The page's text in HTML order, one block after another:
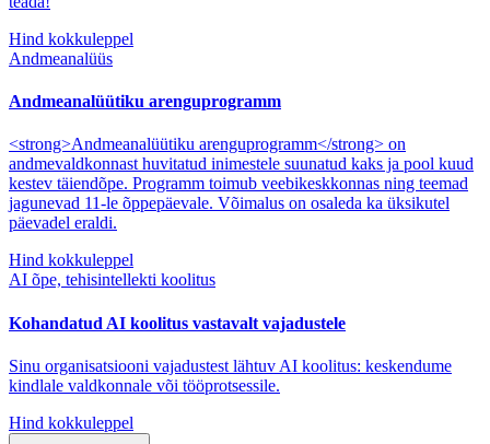
Hind kokkuleppel
Andmeanalüüs
Andmeanalüütiku arenguprogramm
<strong>Andmeanalüütiku arenguprogramm</strong> on
andmevaldkonnast huvitatud inimestele suunatud kaks ja pool kuud
kestev täiendõpe. Programm toimub veebikeskkonnas ning teemad
jagunevad 11-le õppepäevale. Võimalus on osaleda ka üksikutel
päevadel eraldi.
Hind kokkuleppel
AI õpe, tehisintellekti koolitus
Kohandatud AI koolitus vastavalt vajadustele
Sinu organisatsiooni vajadustest lähtuv AI koolitus: keskendume
kindlale valdkonnale või tööprotsessile.
Hind kokkuleppel